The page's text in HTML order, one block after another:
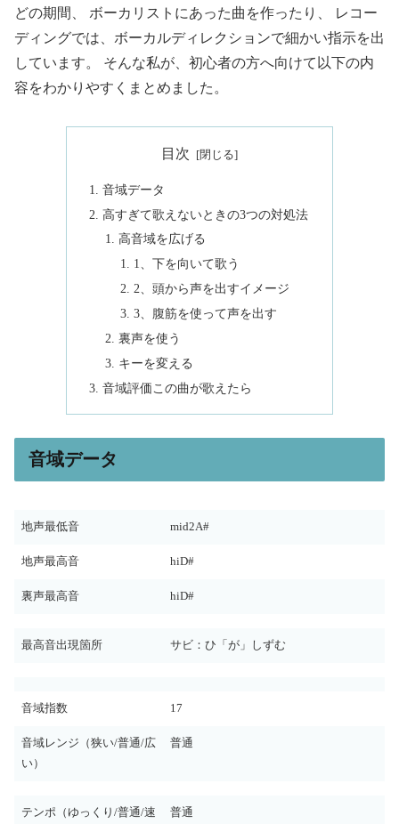
どの期間、 ボーカリストにあった曲を作ったり、 レコー
ディングでは、ボーカルディレクションで細かい指示を出
しています。 そんな私が、初心者の方へ向けて以下の内
容をわかりやすくまとめました。
目次
音域データ
高すぎて歌えないときの3つの対処法
高音域を広げる
1、下を向いて歌う
2、頭から声を出すイメージ
3、腹筋を使って声を出す
裏声を使う
キーを変える
音域評価この曲が歌えたら
音域データ
地声最低音 mid2A#
地声最高音 hiD#
裏声最高音 hiD#
最高音出現箇所 サビ：ひ「が」しずむ
音域指数 17
音域レンジ（狭い/普通/広
い）
普通
テンポ（ゆっくり/普通/速 普通